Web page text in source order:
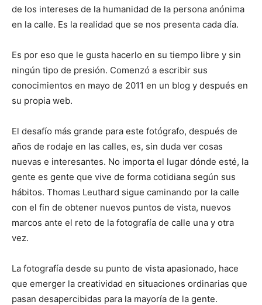
de los intereses de la humanidad de la persona anónima
en la calle. Es la realidad que se nos presenta cada día.
Es por eso que le gusta hacerlo en su tiempo libre y sin
ningún tipo de presión. Comenzó a escribir sus
conocimientos en mayo de 2011 en un blog y después en
su propia web.
El desafío más grande para este fotógrafo, después de
años de rodaje en las calles, es, sin duda ver cosas
nuevas e interesantes. No importa el lugar dónde esté, la
gente es gente que vive de forma cotidiana según sus
hábitos. Thomas Leuthard sigue caminando por la calle
con el fin de obtener nuevos puntos de vista, nuevos
marcos ante el reto de la fotografía de calle una y otra
vez.
La fotografía desde su punto de vista apasionado, hace
que emerger la creatividad en situaciones ordinarias que
pasan desapercibidas para la mayoría de la gente.